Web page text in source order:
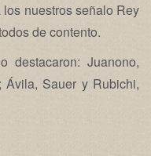
nuestros señalo Rey
de contento.
destacaron: Juanono,
Ávila, Sauer y Rubichi,